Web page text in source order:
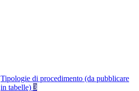
Tipologie di procedimento (da pubblicare
in tabelle) 3